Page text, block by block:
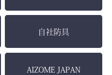
自社防具
AIZOME JAPAN